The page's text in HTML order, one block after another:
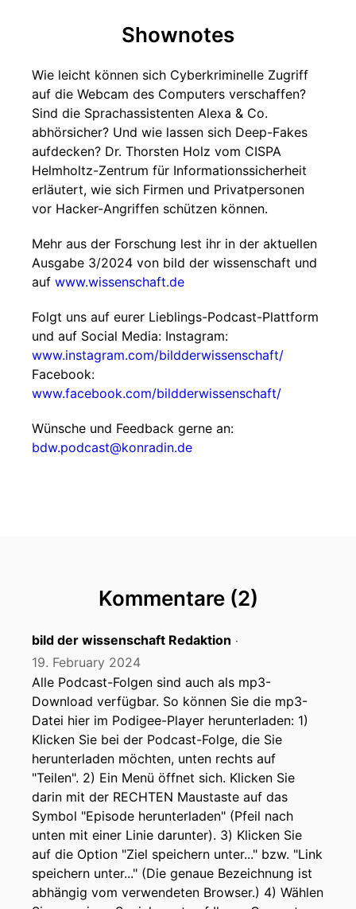
Shownotes
Wie leicht können sich Cyberkriminelle Zugriff
auf die Webcam des Computers verschaffen?
Sind die Sprachassistenten Alexa & Co.
abhörsicher? Und wie lassen sich Deep-Fakes
aufdecken? Dr. Thorsten Holz vom CISPA
Helmholtz-Zentrum für Informationssicherheit
erläutert, wie sich Firmen und Privatpersonen
vor Hacker-Angriffen schützen können.
Mehr aus der Forschung lest ihr in der aktuellen
Ausgabe 3/2024 von bild der wissenschaft und
auf www.wissenschaft.de
Folgt uns auf eurer Lieblings-Podcast-Plattform
und auf Social Media: Instagram:
www.instagram.com/bildderwissenschaft/
Facebook:
www.facebook.com/bildderwissenschaft/
Wünsche und Feedback gerne an:
bdw.podcast@konradin.de
Kommentare (2)
bild der wissenschaft Redaktion ‧
19. February 2024
Alle Podcast-Folgen sind auch als mp3-
Download verfügbar. So können Sie die mp3-
Datei hier im Podigee-Player herunterladen: 1)
Klicken Sie bei der Podcast-Folge, die Sie
herunterladen möchten, unten rechts auf
"Teilen". 2) Ein Menü öffnet sich. Klicken Sie
darin mit der RECHTEN Maustaste auf das
Symbol "Episode herunterladen" (Pfeil nach
unten mit einer Linie darunter). 3) Klicken Sie
auf die Option "Ziel speichern unter..." bzw. "Link
speichern unter..." (Die genaue Bezeichnung ist
abhängig vom verwendeten Browser.) 4) Wählen